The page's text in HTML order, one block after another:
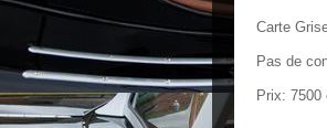
Carte
Pas de
Prix: 7500